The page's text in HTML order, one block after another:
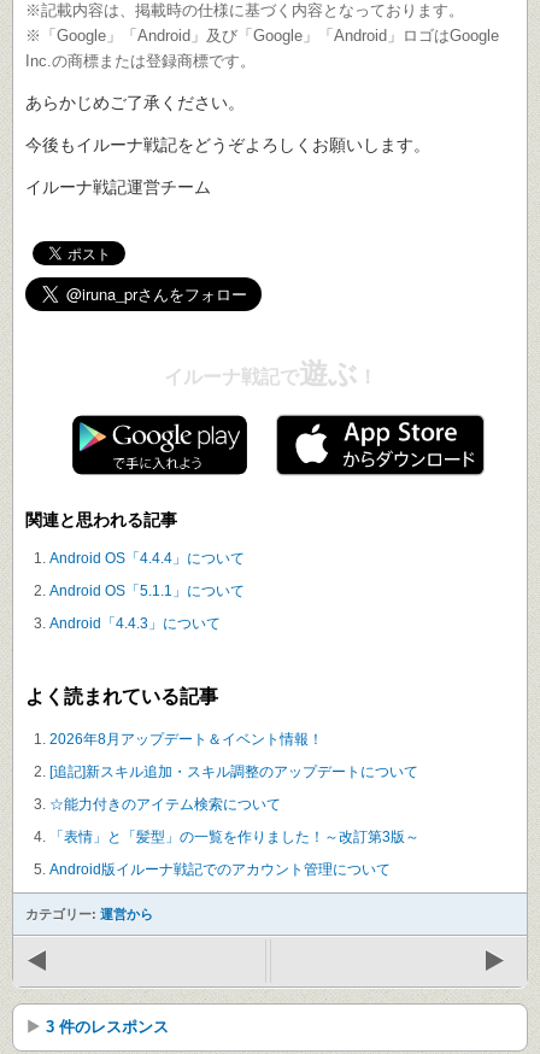
※記載内容は、掲載時の仕様に基づく内容となっております。
※「Google」「Android」及び「Google」「Android」ロゴはGoogle
Inc.の商標または登録商標です。
あらかじめご了承ください。
今後もイルーナ戦記をどうぞよろしくお願いします。
イルーナ戦記運営チーム
イルーナ戦記で遊ぶ ！
関連と思われる記事
Android OS「4.4.4」について
Android OS「5.1.1」について
Android「4.4.3」について
よく読まれている記事
2026年8月アップデート＆イベント情報！
[追記]新スキル追加・スキル調整のアップデートについて
☆能力付きのアイテム検索について
「表情」と「髪型」の一覧を作りました！～改訂第3版～
Android版イルーナ戦記でのアカウント管理について
カテゴリー: 運営から
3 件のレスポンス